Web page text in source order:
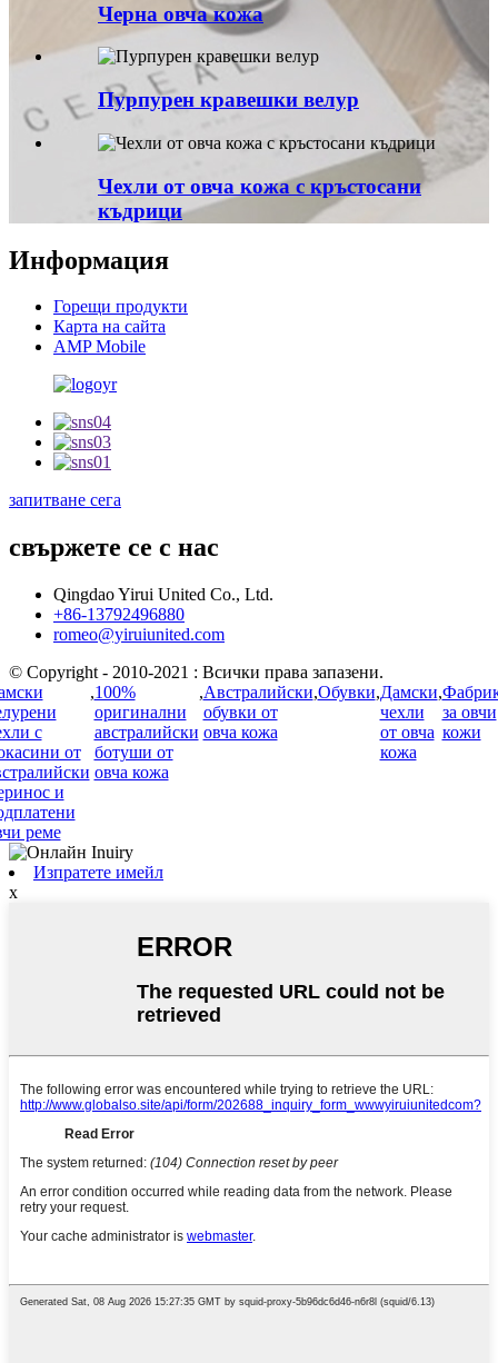
Черна овча кожа
Пурпурен кравешки велур
Чехли от овча кожа с кръстосани
къдрици
Информация
Горещи продукти
Карта на сайта
AMP Mobile
запитване сега
свържете се с нас
Qingdao Yirui United Co., Ltd.
+86-13792496880
romeo@yiruiunited.com
© Copyright - 2010-2021 : Всички права запазени.
с
от
и
реме
,100%
оригинални
австралийски
ботуши от
овча кожа
,Австралийски
обувки от
овча кожа
,Обувки,Дамски
чехли
от овча
кожа
,
за овчи
кожи
Изпратете имейл
x